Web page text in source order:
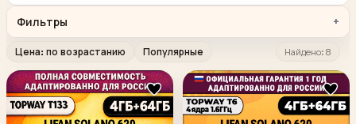
Фильтры
Цена: по возрастанию Популярные Найдено: 8